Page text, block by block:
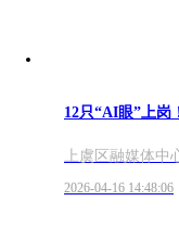
12只“AI眼”上岗
上虞区融媒体
2026-04-16 14:48:06